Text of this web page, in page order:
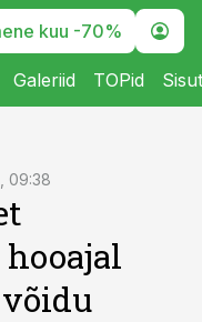
kuu -70%
Galeriid TOPid
09:38